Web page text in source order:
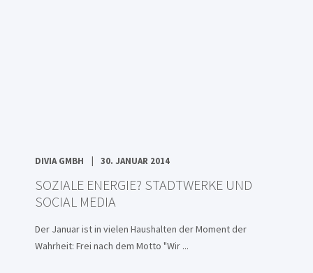
DIVIA GMBH 30. JANUAR 2014
SOZIALE ENERGIE? STADTWERKE UND
SOCIAL MEDIA
Der Januar ist in vielen Haushalten der Moment der
Wahrheit: Frei nach dem Motto "Wir ...